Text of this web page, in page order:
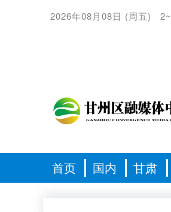
2026年08月08日 (周五) 2~
首页 国内 甘肃